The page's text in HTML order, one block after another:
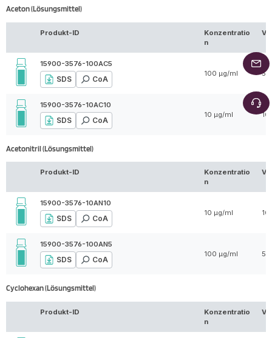
Aceton (Lösungsmittel)
Produkt-ID
Konzentratio
n
15900-3576-100AC5
SDS CoA
100 µg/ml 5
15900-3576-10AC10
SDS CoA
10 µg/ml 10
Acetonitril (Lösungsmittel)
Produkt-ID
Konzentratio
n
15900-3576-10AN10
SDS CoA
10 µg/ml 10
15900-3576-100AN5
SDS CoA
100 µg/ml 5
Cyclohexan (Lösungsmittel)
Produkt-ID
Konzentratio
n